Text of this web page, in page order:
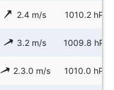
2.4 m/s 1010.2 hPa
3.2 m/s 1009.8 hPa
2.3.0 m/s 1010.0 hPa